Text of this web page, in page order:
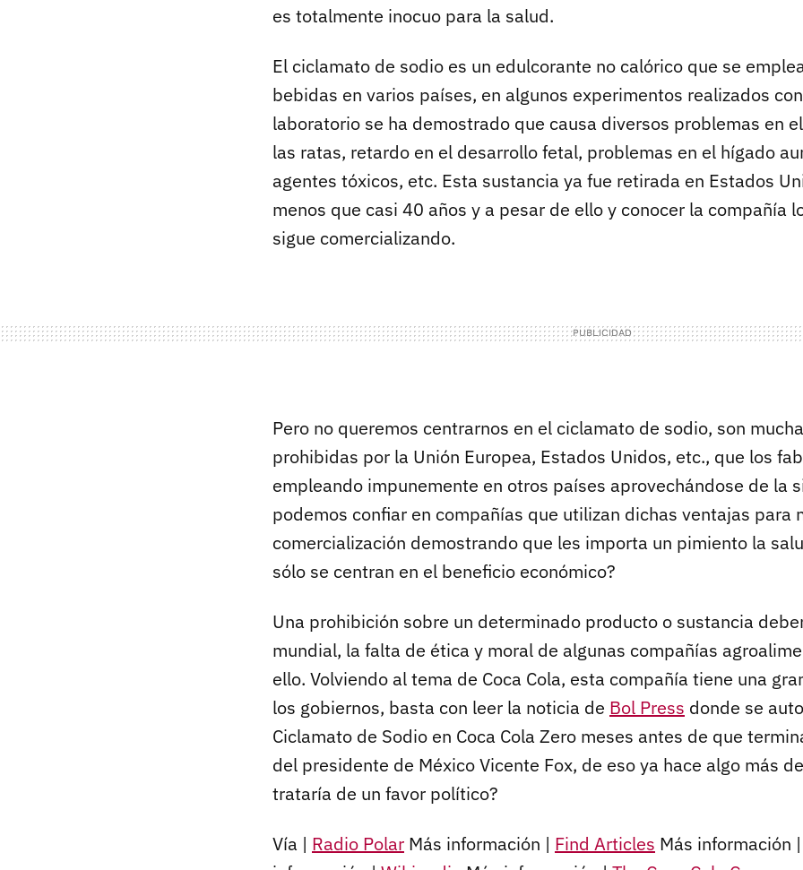
es totalmente inocuo para la salud.
El ciclamato de sodio es un edulcorante no calórico que se
bebidas en varios países, en algunos experimentos realizados
laboratorio se ha demostrado que causa diversos problemas en
las ratas, retardo en el desarrollo fetal, problemas en el hígado
agentes tóxicos, etc. Esta sustancia ya fue retirada en Estados
menos que casi 40 años y a pesar de ello y conocer la compañía
sigue comercializando.
Pero no queremos centrarnos en el ciclamato de sodio, son
prohibidas por la Unión Europea, Estados Unidos, etc., que los
empleando impunemente en otros países aprovechándose de la
podemos confiar en compañías que utilizan dichas ventajas para
comercialización demostrando que les importa un pimiento la
sólo se centran en el beneficio económico?
Una prohibición sobre un determinado producto o sustancia
mundial, la falta de ética y moral de algunas compañías
ello. Volviendo al tema de Coca Cola, esta compañía tiene una
los gobiernos, basta con leer la noticia de Bol Press donde se
Ciclamato de Sodio en Coca Cola Zero meses antes de que
del presidente de México Vicente Fox, de eso ya hace algo más
trataría de un favor político?
Vía | Radio Polar Más información | Find Articles Más información |